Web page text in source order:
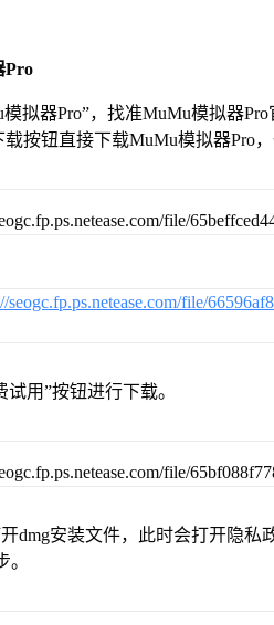
Pro
拟器Pro”，找准MuMu模拟器
按钮直接下载MuMu模拟器Pro
用”按钮进行下载。
dmg安装文件，此时会打开隐私